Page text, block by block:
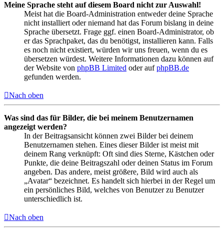
Meine Sprache steht auf diesem Board nicht zur Auswahl!
Meist hat die Board-Administration entweder deine Sprache
nicht installiert oder niemand hat das Forum bislang in deine
Sprache übersetzt. Frage ggf. einen Board-Administrator, ob
er das Sprachpaket, das du benötigst, installieren kann. Falls
es noch nicht existiert, würden wir uns freuen, wenn du es
übersetzen würdest. Weitere Informationen dazu können auf
der Website von phpBB Limited oder aufphpBB.de
gefunden werden.
Nach oben
Was sind das für Bilder, die bei meinem Benutzernamen
angezeigt werden?
In der Beitragsansicht können zwei Bilder bei deinem
Benutzernamen stehen. Eines dieser Bilder ist meist mit
deinem Rang verknüpft: Oft sind dies Sterne, Kästchen oder
Punkte, die deine Beitragszahl oder deinen Status im Forum
angeben. Das andere, meist größere, Bild wird auch als
„Avatar“ bezeichnet. Es handelt sich hierbei in der Regel um
ein persönliches Bild, welches von Benutzer zu Benutzer
unterschiedlich ist.
Nach oben